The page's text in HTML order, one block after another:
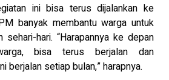
ini bisa terus dijalankan ke
banyak membantu warga untuk
sehari-hari. “Harapannya ke depan
bisa terus berjalan dan
berjalan setiap bulan,” harapnya.